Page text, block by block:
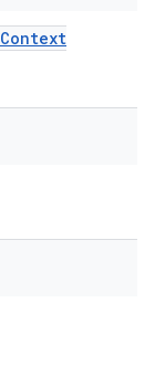
Context